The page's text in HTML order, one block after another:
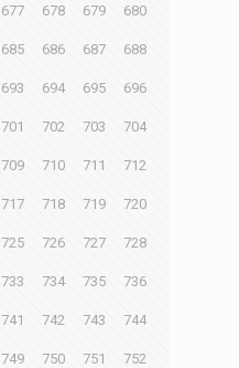
677 678 679 680
685 686 687 688
693 694 695 696
701 702 703 704
709 710 711 712
717 718 719 720
725 726 727 728
733 734 735 736
741 742 743 744
749 750 751 752